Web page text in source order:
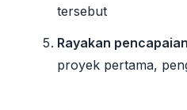
tersebut
Rayakan pencapaian
proyek pertama,